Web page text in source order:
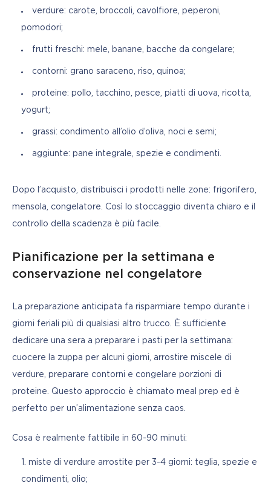
verdure: carote, broccoli, cavolfiore, peperoni,
pomodori;
frutti freschi: mele, banane, bacche da congelare;
contorni: grano saraceno, riso, quinoa;
proteine: pollo, tacchino, pesce, piatti di uova, ricotta,
yogurt;
grassi: condimento all’olio d’oliva, noci e semi;
aggiunte: pane integrale, spezie e condimenti.
Dopo l’acquisto, distribuisci i prodotti nelle zone: frigorifero,
mensola, congelatore. Così lo stoccaggio diventa chiaro e il
controllo della scadenza è più facile.
Pianificazione per la settimana e
conservazione nel congelatore
La preparazione anticipata fa risparmiare tempo durante i
giorni feriali più di qualsiasi altro trucco. È sufficiente
dedicare una sera a preparare i pasti per la settimana:
cuocere la zuppa per alcuni giorni, arrostire miscele di
verdure, preparare contorni e congelare porzioni di
proteine. Questo approccio è chiamato meal prep ed è
perfetto per un’alimentazione senza caos.
Cosa è realmente fattibile in 60-90 minuti:
miste di verdure arrostite per 3-4 giorni: teglia, spezie e
condimenti, olio;